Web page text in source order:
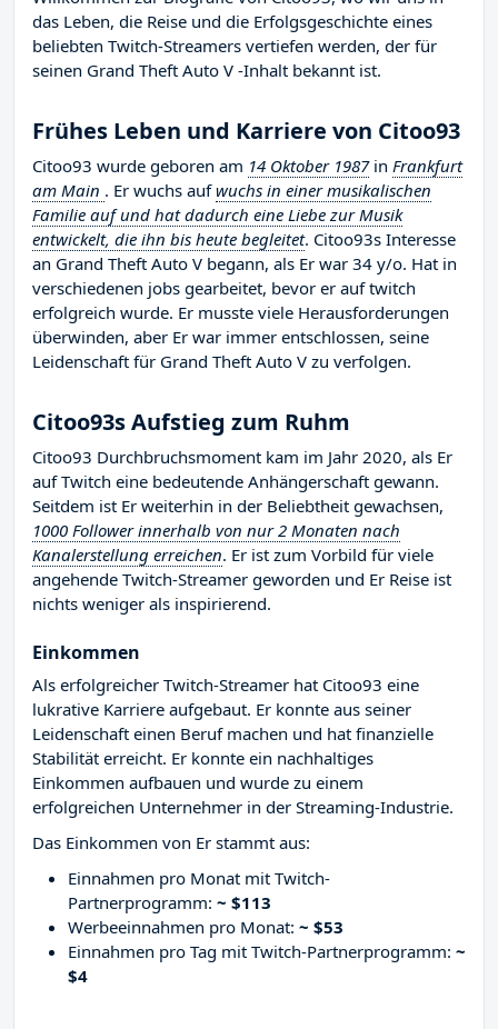
das Leben, die Reise und die Erfolgsgeschichte eines
beliebten Twitch-Streamers vertiefen werden, der für
seinen Grand Theft Auto V -Inhalt bekannt ist.
Frühes Leben und Karriere von Citoo93
Citoo93 wurde geboren am 14 Oktober 1987in Frankfurt
am Main . Er wuchs aufwuchs in einer musikalischen
Familie auf und hat dadurch eine Liebe zur Musik
entwickelt, die ihn bis heute begleitet. Citoo93s Interesse
an Grand Theft Auto V begann, als Er war 34 y/o. Hat in
verschiedenen jobs gearbeitet, bevor er auf twitch
erfolgreich wurde. Er musste viele Herausforderungen
überwinden, aber Er war immer entschlossen, seine
Leidenschaft für Grand Theft Auto V zu verfolgen.
Citoo93s Aufstieg zum Ruhm
Citoo93 Durchbruchsmoment kam im Jahr 2020, als Er
auf Twitch eine bedeutende Anhängerschaft gewann.
Seitdem ist Er weiterhin in der Beliebtheit gewachsen,
1000 Follower innerhalb von nur 2 Monaten nach
Kanalerstellung erreichen. Er ist zum Vorbild für viele
angehende Twitch-Streamer geworden und Er Reise ist
nichts weniger als inspirierend.
Einkommen
Als erfolgreicher Twitch-Streamer hat Citoo93 eine
lukrative Karriere aufgebaut. Er konnte aus seiner
Leidenschaft einen Beruf machen und hat finanzielle
Stabilität erreicht. Er konnte ein nachhaltiges
Einkommen aufbauen und wurde zu einem
erfolgreichen Unternehmer in der Streaming-Industrie.
Das Einkommen von Er stammt aus:
Einnahmen pro Monat mit Twitch-
Partnerprogramm: ~ $113
Werbeeinnahmen pro Monat: ~ $53
Einnahmen pro Tag mit Twitch-Partnerprogramm: ~
$4